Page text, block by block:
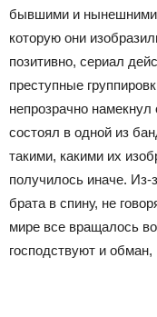
бывшими и нынешними
которую они
позитивно, сериал
преступные
непрозрачно намекнул
состоял в одной из
такими, какими их
получилось иначе. Из-
брата в спину, не
мире все вращалось
господствуют и